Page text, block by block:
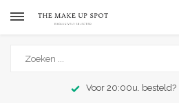
Voor 20:00u. besteld?